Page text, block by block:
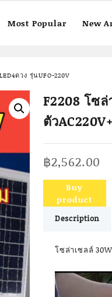
Most Popular New
ดวง รุ่นUFO-220V
F2208 โซ
ตัว
฿2,562.00
Buy
product
Description
โซล่าเซลล์
Video
Player